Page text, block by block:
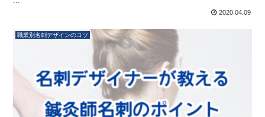
2020.04.09
職業別名刺デザインのコツ